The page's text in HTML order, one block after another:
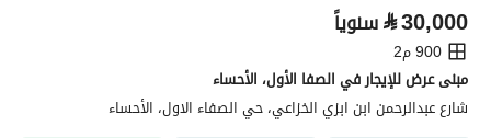
⃁30,000 سنوياً
900 م2
مبنى عرض للإيجار في الصفا الأول، الأحساء
شارع عبدالرحمن ابن ابزي الخزاعي، حي الصفاء الاول، الأحساء